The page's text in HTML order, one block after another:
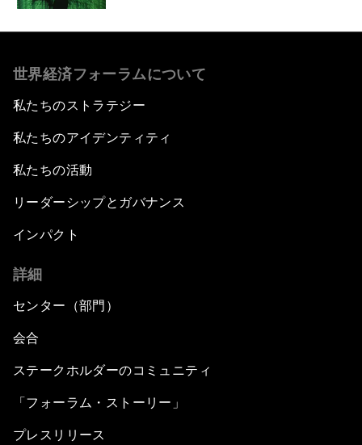
世界経済フォーラムについて
私たちのストラテジー
私たちのアイデンティティ
私たちの活動
リーダーシップとガバナンス
インパクト
詳細
センター（部門）
会合
ステークホルダーのコミュニティ
「フォーラム・ストーリー」
プレスリリース